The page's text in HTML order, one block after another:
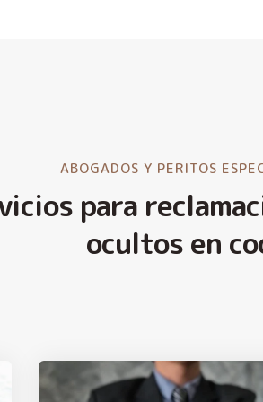
ABOGADOS Y PERITOS
para
ocultos en